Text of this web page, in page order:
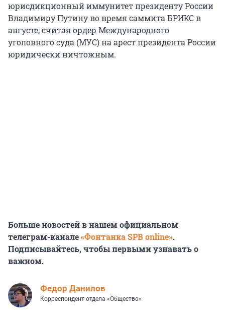
юрисдикционный иммунитет президенту России
Владимиру Путину во время саммита БРИКС в
августе, считая ордер Международного
уголовного суда (МУС) на арест президента России
юридически ничтожным.
Больше новостей в нашем официальном
телеграм-канале«Фонтанка SPB online».
Подписывайтесь, чтобы первыми узнавать о
важном.
Федор Данилов
Корреспондент отдела «Общество»